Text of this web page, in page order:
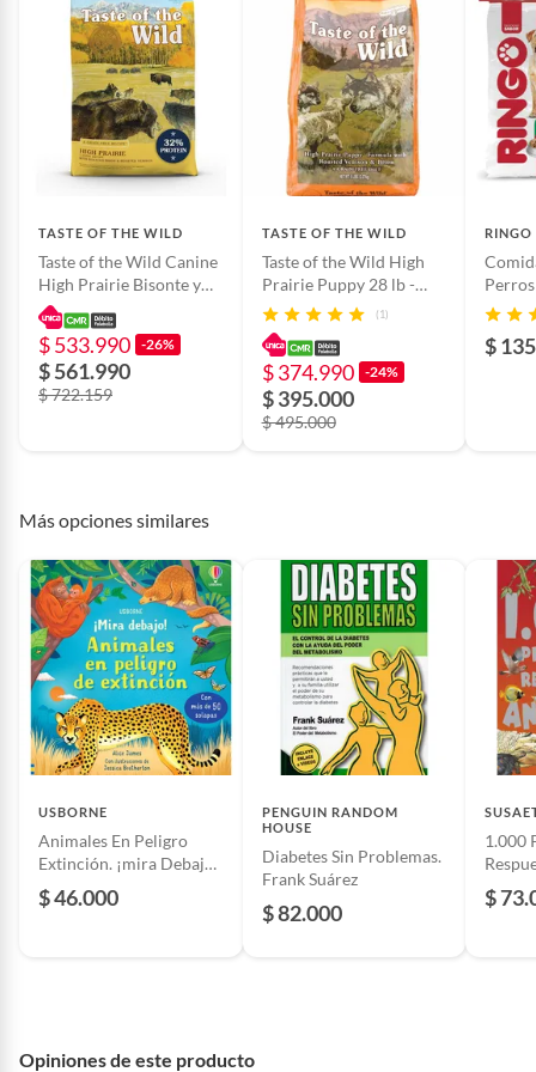
INVICTOR
Editorial: ALTEA
Dimensiones: 15mm x 23mm
Referencia 9789585491922
Alto
Autor Invictor
Libro
Número de páginas 160
Ancho 12
Vicnix. Transformados En
Editorial
País de origen Colombia
Garantía 1 mes
ISBN 9789585491922
Detalle de la garantía 30 Dias
Material
TASTE OF THE WILD
Taste of the Wild Canine
High Prairie Bisonte y
Venado 40lb
$ 533.990 -26%
$ 561.990
$ 722.159
TASTE OF THE WILD
Taste of the Wild High
Prairie Puppy 28 lb -
Bisonte y Venado -
Cachorros
(1)
$ 374.990 -24%
$ 395.000
$ 495.000
RINGO
$
Más opciones similares
USBORNE
Animales En Peligro
Extinción. ¡mira Debajo!
(t.d)
$ 46.000
PENGUIN RANDOM
HOUSE
Diabetes Sin Problemas.
Frank Suárez
$ 82.000
1.000
(t.d)
$
Opiniones de este producto